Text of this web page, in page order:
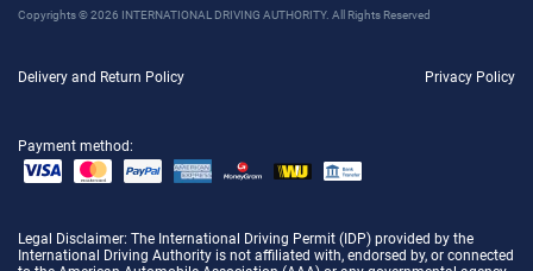
Copyrights © 2026 INTERNATIONAL DRIVING AUTHORITY. All Rights Reserved
Delivery and Return Policy Privacy Policy
Payment method:
Legal Disclaimer: The International Driving Permit (IDP) provided by the
International Driving Authority is not affiliated with, endorsed by, or connected